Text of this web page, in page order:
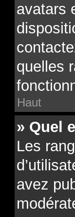
avatars
quelles
Haut
» Quel
Les
avez